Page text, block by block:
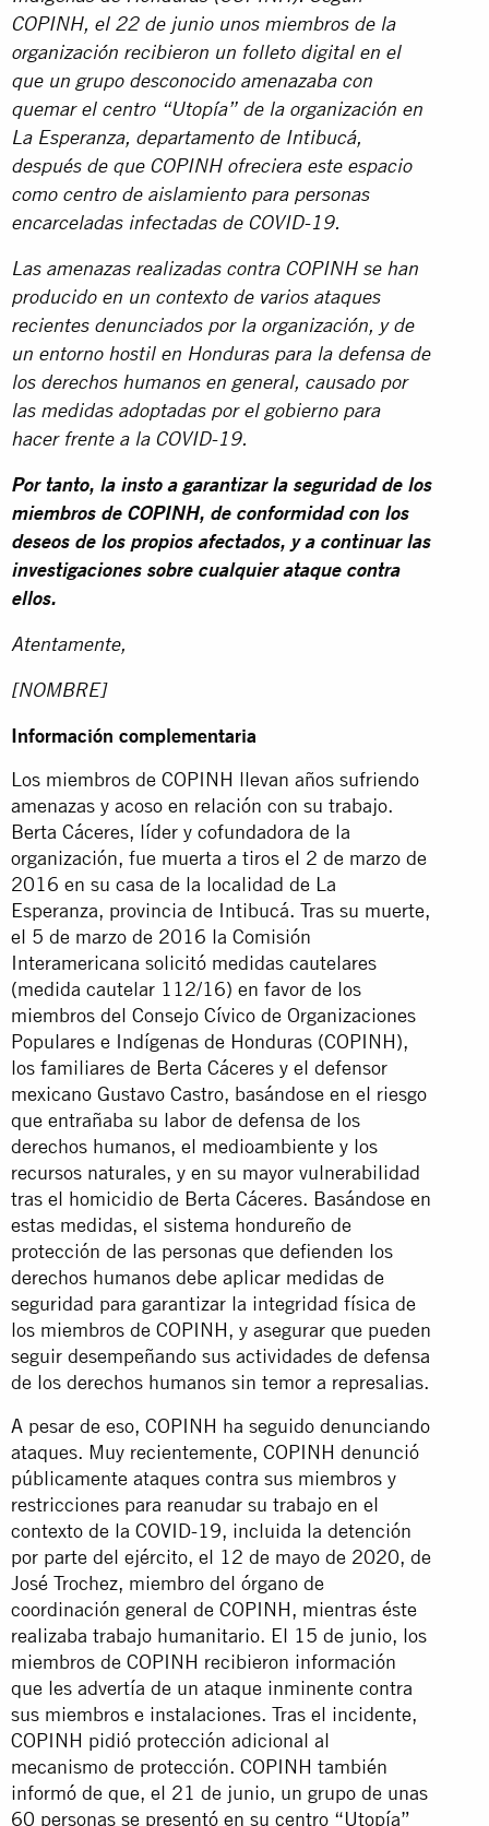
COPINH, el 22 de junio unos miembros de la
organización recibieron un folleto digital en el
que un grupo desconocido amenazaba con
quemar el centro “Utopía” de la organización en
La Esperanza, departamento de Intibucá,
después de que COPINH ofreciera este espacio
como centro de aislamiento para personas
encarceladas infectadas de COVID-19.
Las amenazas realizadas contra COPINH se han
producido en un contexto de varios ataques
recientes denunciados por la organización, y de
un entorno hostil en Honduras para la defensa de
los derechos humanos en general, causado por
las medidas adoptadas por el gobierno para
hacer frente a la COVID-19.
Por tanto, la insto a garantizar la seguridad de los
miembros de COPINH, de conformidad con los
deseos de los propios afectados, y a continuar las
investigaciones sobre cualquier ataque contra
ellos.
Atentamente,
[NOMBRE]
Información complementaria
Los miembros de COPINH llevan años sufriendo
amenazas y acoso en relación con su trabajo.
Berta Cáceres, líder y cofundadora de la
organización, fue muerta a tiros el 2 de marzo de
2016 en su casa de la localidad de La
Esperanza, provincia de Intibucá. Tras su muerte,
el 5 de marzo de 2016 la Comisión
Interamericana solicitó medidas cautelares
(medida cautelar 112/16) en favor de los
miembros del Consejo Cívico de Organizaciones
Populares e Indígenas de Honduras (COPINH),
los familiares de Berta Cáceres y el defensor
mexicano Gustavo Castro, basándose en el riesgo
que entrañaba su labor de defensa de los
derechos humanos, el medioambiente y los
recursos naturales, y en su mayor vulnerabilidad
tras el homicidio de Berta Cáceres. Basándose en
estas medidas, el sistema hondureño de
protección de las personas que defienden los
derechos humanos debe aplicar medidas de
seguridad para garantizar la integridad física de
los miembros de COPINH, y asegurar que pueden
seguir desempeñando sus actividades de defensa
de los derechos humanos sin temor a represalias.
A pesar de eso, COPINH ha seguido denunciando
ataques. Muy recientemente, COPINH denunció
públicamente ataques contra sus miembros y
restricciones para reanudar su trabajo en el
contexto de la COVID-19, incluida la detención
por parte del ejército, el 12 de mayo de 2020, de
José Trochez, miembro del órgano de
coordinación general de COPINH, mientras éste
realizaba trabajo humanitario. El 15 de junio, los
miembros de COPINH recibieron información
que les advertía de un ataque inminente contra
sus miembros e instalaciones. Tras el incidente,
COPINH pidió protección adicional al
mecanismo de protección. COPINH también
informó de que, el 21 de junio, un grupo de unas
60 personas se presentó en su centro “Utopía”